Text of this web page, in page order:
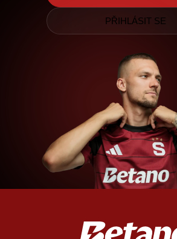
PŘIHLÁSIT SE